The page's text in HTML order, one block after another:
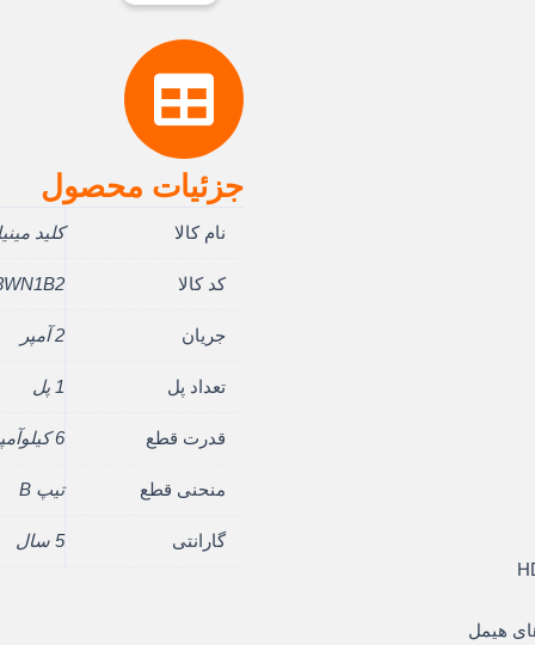
جزئیات محصول
نام کالا کلید
کد کالا
جریان 2 آمپر
تعداد پل 1 پل
قدرت قطع 6 کیلوآمپر
منحنی قطع تیپ B
گارانتی 5 سال